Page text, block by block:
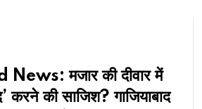
मजार की दीवार में
करने की साजिश? गाजियाबाद